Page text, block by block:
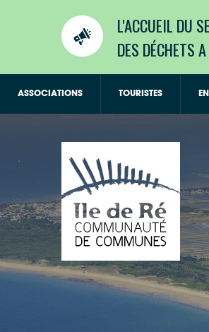
L'ACCUEIL DU
DES DÉCHETS
ASSOCIATIONS TOURISTES